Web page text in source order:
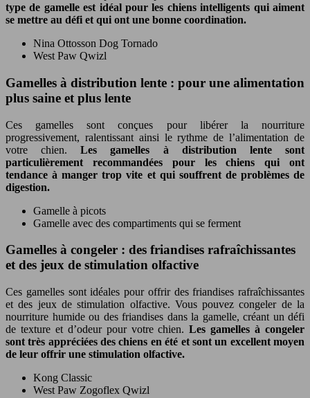
type de gamelle est idéal pour les chiens intelligents qui aiment
se mettre au défi et qui ont une bonne coordination.
Nina Ottosson Dog Tornado
West Paw Qwizl
Gamelles à distribution lente : pour une alimentation
plus saine et plus lente
Ces gamelles sont conçues pour libérer la nourriture
progressivement, ralentissant ainsi le rythme de l’alimentation de
votre chien.Les gamelles à distribution lente sont
particulièrement recommandées pour les chiens qui ont
tendance à manger trop vite et qui souffrent de problèmes de
digestion.
Gamelle à picots
Gamelle avec des compartiments qui se ferment
Gamelles à congeler : des friandises rafraîchissantes
et des jeux de stimulation olfactive
Ces gamelles sont idéales pour offrir des friandises rafraîchissantes
et des jeux de stimulation olfactive. Vous pouvez congeler de la
nourriture humide ou des friandises dans la gamelle, créant un défi
de texture et d’odeur pour votre chien.Les gamelles à congeler
sont très appréciées des chiens en été et sont un excellent moyen
de leur offrir une stimulation olfactive.
Kong Classic
West Paw Zogoflex Qwizl